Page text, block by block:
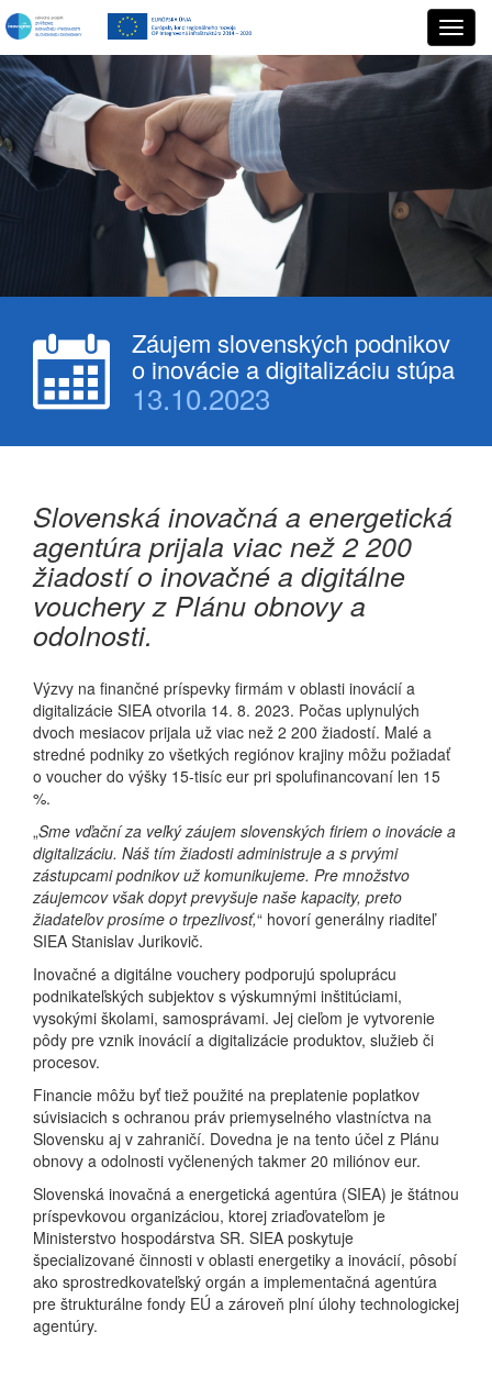
Záujem slovenských podnikov
o inovácie a digitalizáciu stúpa
13.10.2023
Slovenská inovačná a energetická
agentúra prijala viac než 2 200
žiadostí o inovačné a digitálne
vouchery z Plánu obnovy a
odolnosti.
Výzvy na finančné príspevky firmám v oblasti inovácií a
digitalizácie SIEA otvorila 14. 8. 2023. Počas uplynulých
dvoch mesiacov prijala už viac než 2 200 žiadostí. Malé a
stredné podniky zo všetkých regiónov krajiny môžu požiadať
o voucher do výšky 15-tisíc eur pri spolufinancovaní len 15
%.
„Sme vďační za veľký záujem slovenských firiem o inovácie a
digitalizáciu. Náš tím žiadosti administruje a s prvými
zástupcami podnikov už komunikujeme. Pre množstvo
záujemcov však dopyt prevyšuje naše kapacity, preto
žiadateľov prosíme o trpezlivosť,“ hovorí generálny riaditeľ
SIEA Stanislav Jurikovič.
Inovačné a digitálne vouchery podporujú spoluprácu
podnikateľských subjektov s výskumnými inštitúciami,
vysokými školami, samosprávami. Jej cieľom je vytvorenie
pôdy pre vznik inovácií a digitalizácie produktov, služieb či
procesov.
Financie môžu byť tiež použité na preplatenie poplatkov
súvisiacich s ochranou práv priemyselného vlastníctva na
Slovensku aj v zahraničí. Dovedna je na tento účel z Plánu
obnovy a odolnosti vyčlenených takmer 20 miliónov eur.
Slovenská inovačná a energetická agentúra (SIEA) je štátnou
príspevkovou organizáciou, ktorej zriaďovateľom je
Ministerstvo hospodárstva SR. SIEA poskytuje
špecializované činnosti v oblasti energetiky a inovácií, pôsobí
ako sprostredkovateľský orgán a implementačná agentúra
pre štrukturálne fondy EÚ a zároveň plní úlohy technologickej
agentúry.